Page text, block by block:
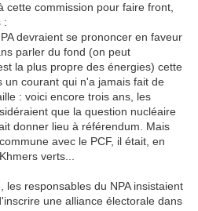
cette commission pour faire front,
:
devraient se prononcer en faveur
parler du fond (on peut
la plus propre des énergies) cette
un courant qui n'a jamais fait de
: voici encore trois ans, les
que la question nucléaire
donner lieu à référendum. Mais
avec le PCF, il était, en
verts...
les responsables du NPA insistaient
une alliance électorale dans